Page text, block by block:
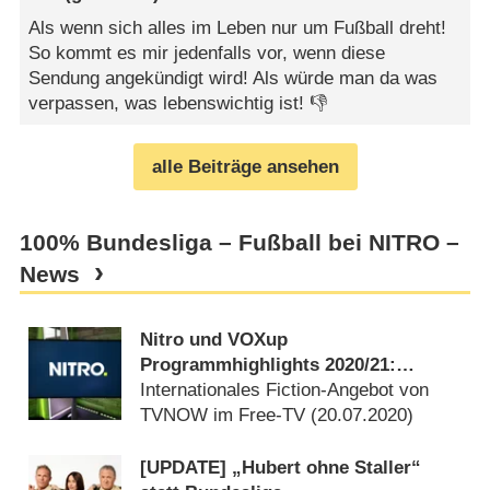
Als wenn sich alles im Leben nur um Fußball dreht!
So kommt es mir jedenfalls vor, wenn diese
Sendung angekündigt wird! Als würde man da was
verpassen, was lebenswichtig ist! 👎
alle Beiträge ansehen
100% Bundesliga – Fußball bei NITRO –
News
Nitro und VOXup
Programmhighlights 2020/​21:
Bundesliga, Schrauberhof, Kochen
und Camper
Internationales Fiction-Angebot von
TVNOW im Free-TV (20.07.2020)
[UPDATE] „Hubert ohne Staller“